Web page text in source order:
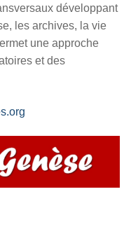
développant
les archives, la vie
une approche
et des